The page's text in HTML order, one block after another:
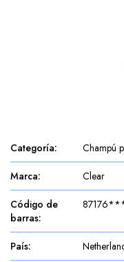
Categoría: Champú
Marca: Clear
Código de
barras:
País: